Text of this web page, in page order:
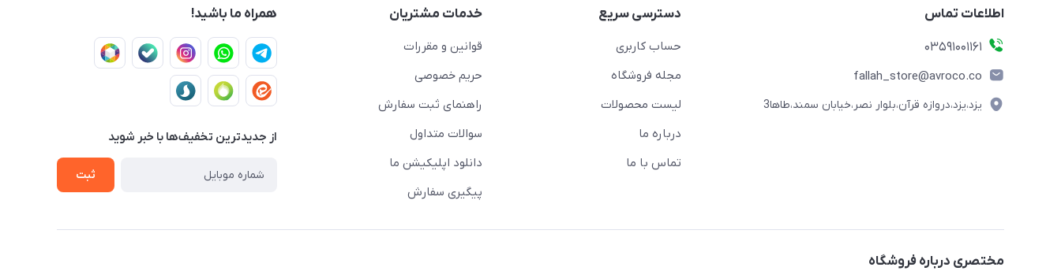
اطلاعات تماس
03591001161
fallah_store@avroco.co
یزد،یزد،دروازه قرآن،بلوار نصر،خیابان سمند،طاها3
دسترسی سریع
حساب کاربری
مجله فروشگاه
لیست محصولات
درباره ما
تماس با ما
خدمات مشتریان
قوانین و مقررات
حریم خصوصی
راهنمای ثبت سفارش
سوالات متداول
دانلود اپلیکیشن ما
پیگیری سفارش
همراه ما باشید!
از جدید‌ترین تخفیف‌ها با‌ خبر شوید
ثبت
مختصری درباره فروشگاه